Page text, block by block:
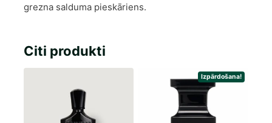
grezna salduma pieskāriens.
Citi produkti
Izpārdošana!